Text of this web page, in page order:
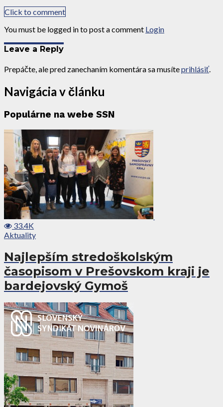
Click to comment
You must be logged in to post a comment Login
Leave a Reply
Prepáčte, ale pred zanechaním komentára sa musíteprihlásiť.
Navigácia v článku
Populárne na webe SSN
33.4K
Aktuality
Najlepším stredoškolským
časopisom v Prešovskom kraji je
bardejovský Gymoš